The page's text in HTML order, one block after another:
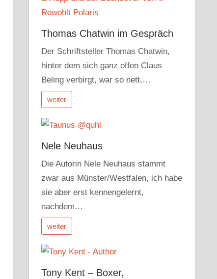
Thomas Chatwin im Gespräch
Der Schriftsteller Thomas Chatwin,
hinter dem sich ganz offen Claus
Beling verbirgt, war so nett,…
weiter
Nele Neuhaus
Die Autorin Nele Neuhaus stammt
zwar aus Münster/Westfalen, ich habe
sie aber erst kennengelernt,
nachdem…
weiter
Tony Kent – Boxer,